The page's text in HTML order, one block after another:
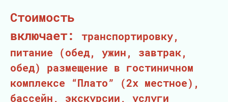
Стоимость
включает:
транспортировку,
питание (обед, ужин, завтрак,
обед) размещение в гостиничном
комплексе “Плато” (2х местное),
бассейн, экскурсии, услуги